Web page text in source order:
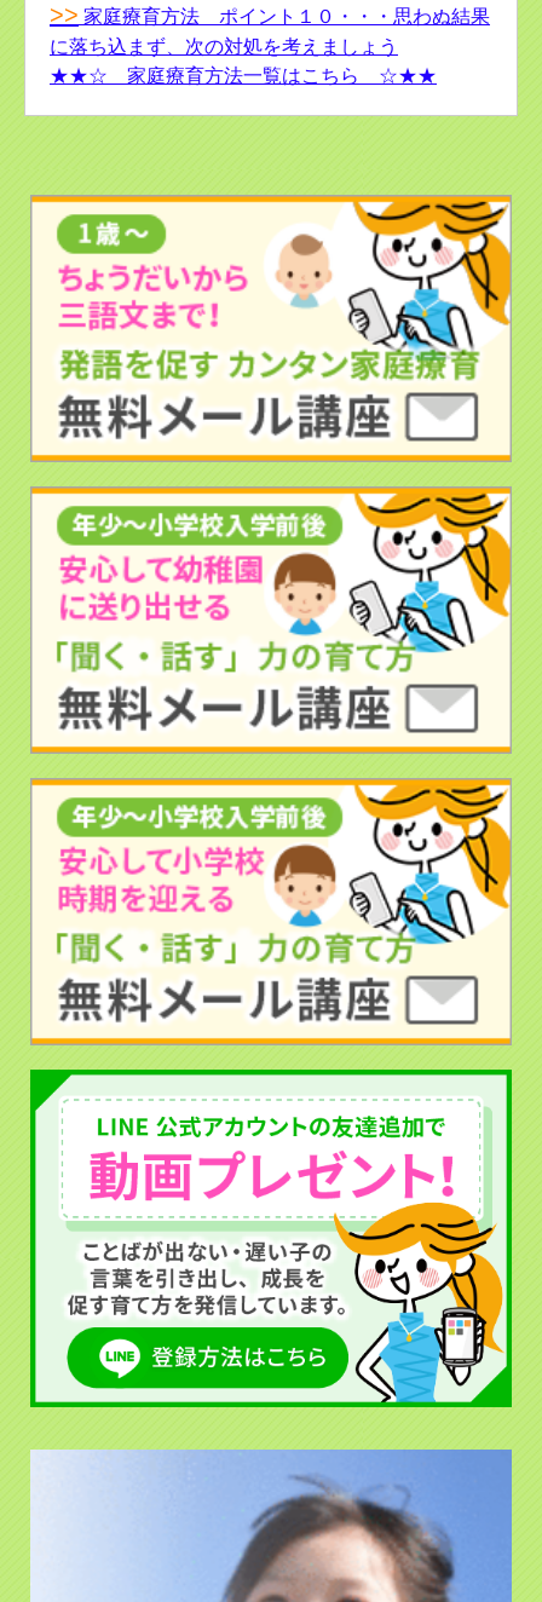
>> 家庭療育方法 ポイント１０・・・思わぬ結果
に落ち込まず、次の対処を考えましょう
★★☆ 家庭療育方法一覧はこちら ☆★★